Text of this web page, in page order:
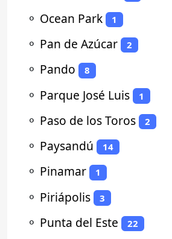
⚬ Ocean Park 1
⚬ Pan de Azúcar 2
⚬ Pando 8
⚬ Parque José Luis 1
⚬ Paso de los Toros 2
⚬ Paysandú 14
⚬ Pinamar 1
⚬ Piriápolis 3
⚬ Punta del Este 22